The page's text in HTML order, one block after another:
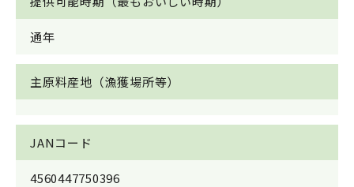
通年
主原料産地（漁獲場所等）
JANコード
4560447750396